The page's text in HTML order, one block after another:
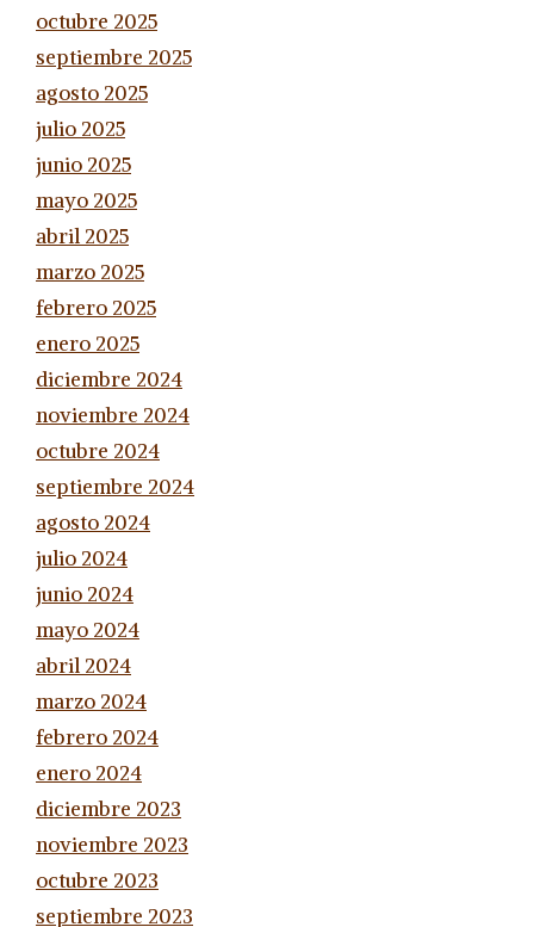
octubre 2025
septiembre 2025
agosto 2025
julio 2025
junio 2025
mayo 2025
abril 2025
marzo 2025
febrero 2025
enero 2025
diciembre 2024
noviembre 2024
octubre 2024
septiembre 2024
agosto 2024
julio 2024
junio 2024
mayo 2024
abril 2024
marzo 2024
febrero 2024
enero 2024
diciembre 2023
noviembre 2023
octubre 2023
septiembre 2023